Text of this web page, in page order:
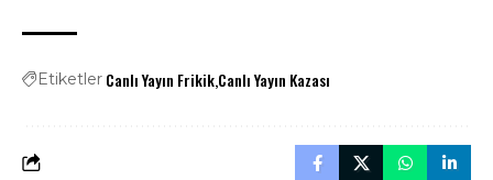
Etiketler Canlı Yayın FrikikCanlı Yayın Kazası